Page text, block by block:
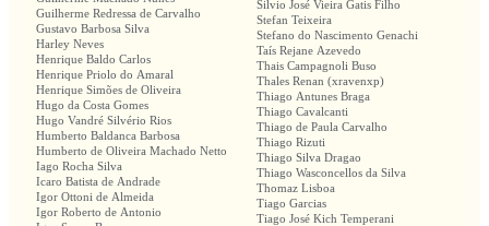
Guilherme Redressa de Carvalho
Gustavo Barbosa Silva
Harley Neves
Henrique Baldo Carlos
Henrique Priolo do Amaral
Henrique Simões de Oliveira
Hugo da Costa Gomes
Hugo Vandré Silvério Rios
Humberto Baldanca Barbosa
Humberto de Oliveira Machado Netto
Iago Rocha Silva
Icaro Batista de Andrade
Igor Ottoni de Almeida
Igor Roberto de Antonio
Silvio José Vieira Gatis Filho
Stefan Teixeira
Stefano do Nascimento Genachi
Taís Rejane Azevedo
Thais Campagnoli Buso
Thales Renan (xravenxp)
Thiago Antunes Braga
Thiago Cavalcanti
Thiago de Paula Carvalho
Thiago Rizuti
Thiago Silva Dragao
Thiago Wasconcellos da Silva
Thomaz Lisboa
Tiago Garcias
Tiago José Kich Temperani